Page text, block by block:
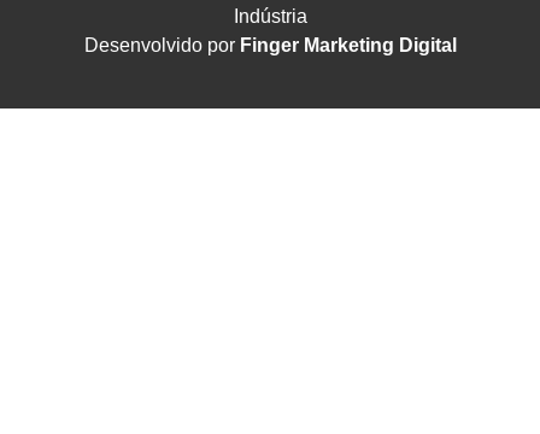
Indústria
Desenvolvido por Finger Marketing Digital